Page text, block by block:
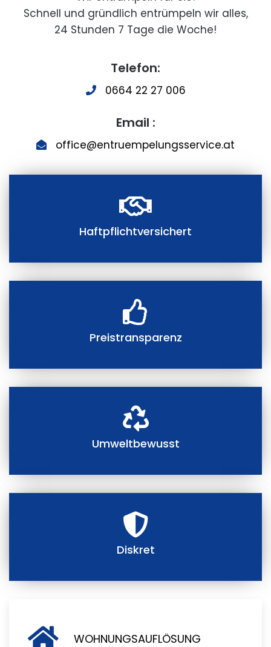
Schnell und gründlich entrümpeln wir alles,
24 Stunden 7 Tage die Woche!
Telefon:
0664 22 27 006
Email :
office@entruempelungsservice.at
Haftpflichtversichert
Preistransparenz
Umweltbewusst
Diskret
WOHNUNGSAUFLÖSUNG